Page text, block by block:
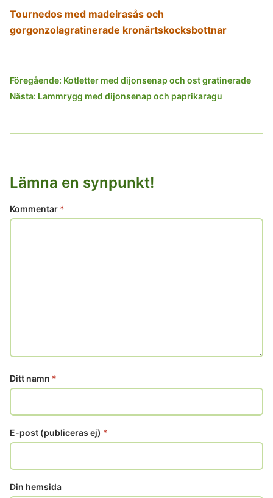
Tournedos med madeirasås och
gorgonzolagratinerade kronärtskocksbottnar
Inläggsnavigering
Föregående: Kotletter med dijonsenap och ost gratinerade
Nästa: Lammrygg med dijonsenap och paprikaragu
Lämna en synpunkt!
Kommentar *
Ditt namn *
E-post (publiceras ej) *
Din hemsida